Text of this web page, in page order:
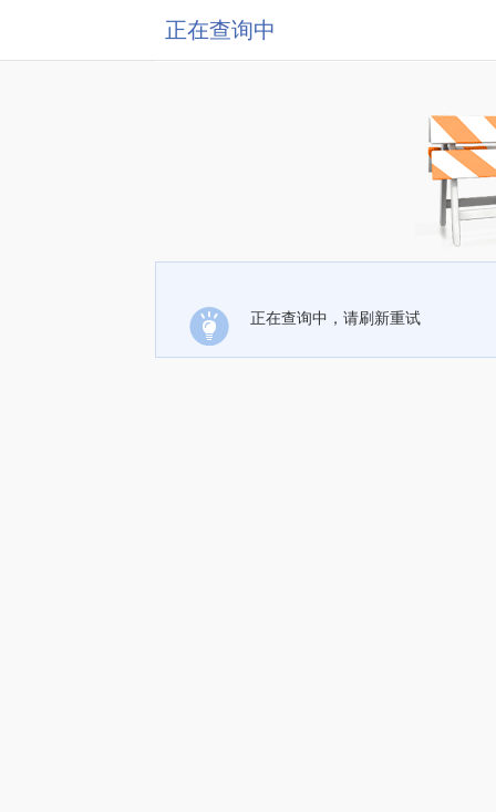
正在查询中
正在查询中，请刷新重试